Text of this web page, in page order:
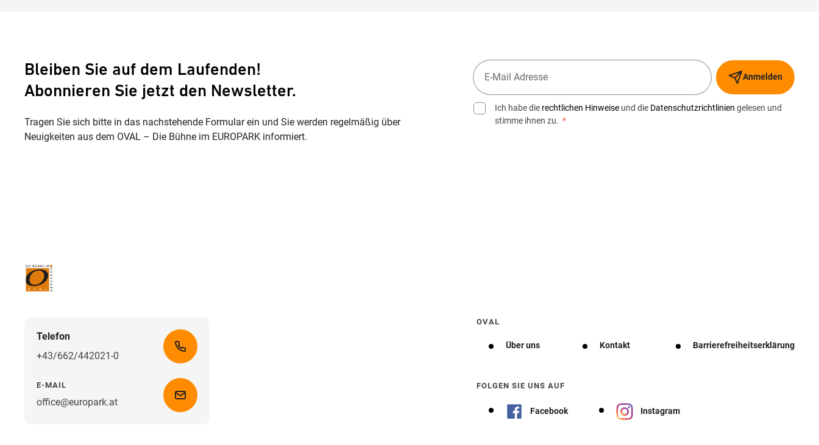
Bleiben Sie auf dem Laufenden!
Abonnieren Sie jetzt den Newsletter.
Tragen Sie sich bitte in das nachstehende Formular ein und Sie werden regelmäßig über
Neuigkeiten aus dem OVAL – Die Bühne im EUROPARK informiert.
Anmelden
Ich habe die rechtlichen Hinweise und die Datenschutzrichtlinien gelesen und
stimme ihnen zu. *
Telefon
+43/662/442021-0
E-MAIL
office@europark.at
OVAL
Über uns Kontakt Barrierefreiheitserklärung
FOLGEN SIE UNS AUF
Facebook Instagram